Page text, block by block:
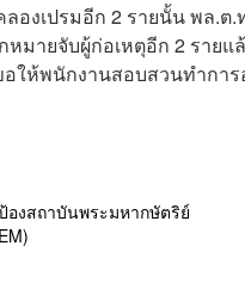
องเปรมอีก 2 รายนั้น พล.ต.
มายจับผู้ก่อเหตุอีก 2 รายแ
ให้พนักงานสอบสวนทำกา
องสถาบันพระมหากษัตริย์